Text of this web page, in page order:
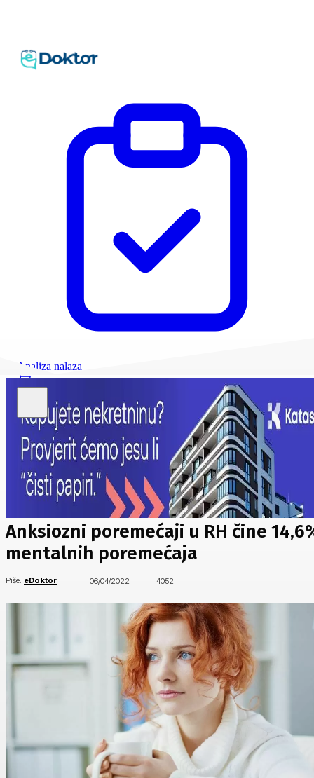
Analiza nalaza
Anksiozni poremećaji u RH čine
mentalnih poremećaja
Piše: eDoktor 06/04/2022 4052